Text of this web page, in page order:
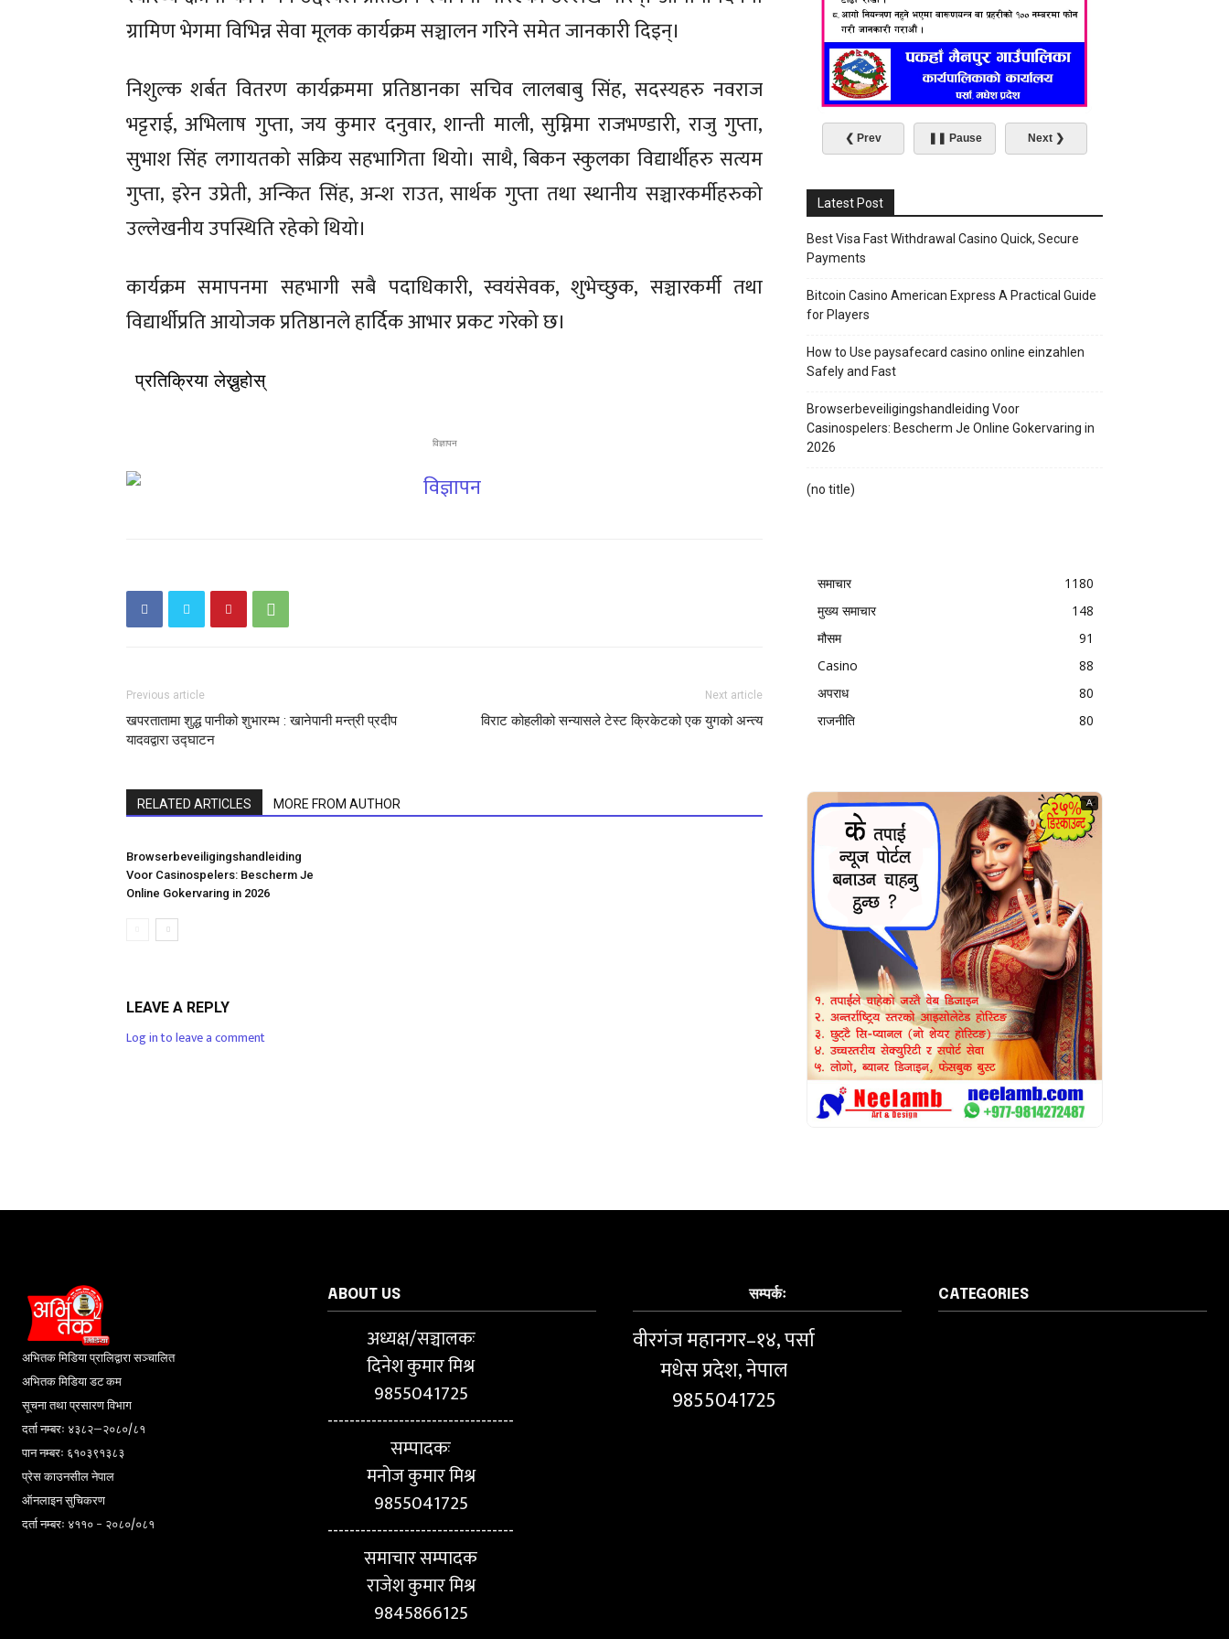
ग्रामिण भेगमा विभिन्न सेवा मूलक कार्यक्रम सञ्चालन गरिने समेत जानकारी दिइन्।
निशुल्क शर्बत वितरण कार्यक्रममा प्रतिष्ठानका सचिव लालबाबु सिंह, सदस्यहरु नवराज
भट्टराई, अभिलाष गुप्ता, जय कुमार दनुवार, शान्ती माली, सुम्निमा राजभण्डारी, राजु गुप्ता,
सुभाश सिंह लगायतको सक्रिय सहभागिता थियो। साथै, बिकन स्कुलका विद्यार्थीहरु सत्यम
गुप्ता, इरेन उप्रेती, अन्कित सिंह, अन्श राउत, सार्थक गुप्ता तथा स्थानीय सञ्चारकर्मीहरुको
उल्लेखनीय उपस्थिति रहेको थियो।
कार्यक्रम समापनमा सहभागी सबै पदाधिकारी, स्वयंसेवक, शुभेच्छुक, सञ्चारकर्मी तथा
विद्यार्थीप्रति आयोजक प्रतिष्ठानले हार्दिक आभार प्रकट गरेको छ।
प्रतिक्रिया लेख्नुहोस्
विज्ञापन
Previous article
खपरतातामा शुद्ध पानीको शुभारम्भ : खानेपानी मन्त्री प्रदीप
यादवद्वारा उद्घाटन
Next article
विराट कोहलीको सन्यासले टेस्ट क्रिकेटको एक युगको अन्त्य
RELATED ARTICLES MORE FROM AUTHOR
Browserbeveiligingshandleiding
Voor Casinospelers: Bescherm Je
Online Gokervaring in 2026
LEAVE A REPLY
Log in to leave a comment
❮ Prev ❚❚ Pause Next ❯
Latest Post
Best Visa Fast Withdrawal Casino Quick, Secure
Payments
Bitcoin Casino American Express A Practical Guide
for Players
How to Use paysafecard casino online einzahlen
Safely and Fast
Browserbeveiligingshandleiding Voor
Casinospelers: Bescherm Je Online Gokervaring in
2026
(no title)
समाचार
1180
मुख्य समाचार
148
मौसम
91
Casino
88
अपराध
80
राजनीति
80
A
अभितक मिडिया प्रालिद्वारा सञ्चालित
अभितक मिडिया डट कम
सूचना तथा प्रसारण विभाग
दर्ता नम्बरः ४३८२–२०८०/८१
पान नम्बरः ६१०३९१३८३
प्रेस काउनसील नेपाल
ऑनलाइन सुचिकरण
दर्ता नम्बरः ४११० - २०८०/०८१
ABOUT US
अध्यक्ष/सञ्चालकः
दिनेश कुमार मिश्र
9855041725
----------------------------------
सम्पादकः
मनोज कुमार मिश्र
9855041725
----------------------------------
समाचार सम्पादक
राजेश कुमार मिश्र
9845866125
सम्पर्कः
वीरगंज महानगर–१४, पर्सा
मधेस प्रदेश, नेपाल
9855041725
CATEGORIES